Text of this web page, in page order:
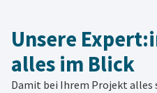
Unsere
alles im Blick
Damit bei Ihrem Projekt